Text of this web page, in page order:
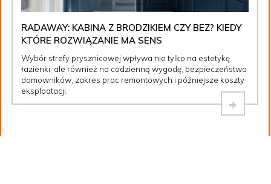
RADAWAY: KABINA Z BRODZIKIEM CZY BEZ? KIEDY
KTÓRE ROZWIĄZANIE MA SENS
Wybór strefy prysznicowej wpływa nie tylko na estetykę
łazienki, ale również na codzienną wygodę, bezpieczeństwo
domowników, zakres prac remontowych i późniejsze koszty
eksploatacji.